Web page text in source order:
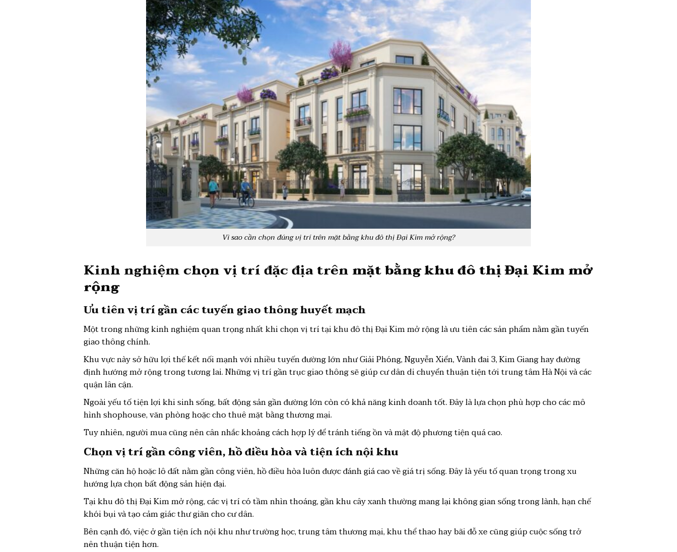
Vì sao cần chọn đúng vị trí trên mặt bằng khu đô thị Đại Kim mở rộng?
Kinh nghiệm chọn vị trí đặc địa trên mặt bằng khu đô thị Đại Kim mở
rộng
Ưu tiên vị trí gần các tuyến giao thông huyết mạch
Một trong những kinh nghiệm quan trọng nhất khi chọn vị trí tại khu đô thị Đại Kim mở rộng là ưu tiên các sản phẩm nằm gần tuyến
giao thông chính.
Khu vực này sở hữu lợi thế kết nối mạnh với nhiều tuyến đường lớn như Giải Phóng, Nguyễn Xiển, Vành đai 3, Kim Giang hay đường
định hướng mở rộng trong tương lai. Những vị trí gần trục giao thông sẽ giúp cư dân di chuyển thuận tiện tới trung tâm Hà Nội và các
quận lân cận.
Ngoài yếu tố tiện lợi khi sinh sống, bất động sản gần đường lớn còn có khả năng kinh doanh tốt. Đây là lựa chọn phù hợp cho các mô
hình shophouse, văn phòng hoặc cho thuê mặt bằng thương mại.
Tuy nhiên, người mua cũng nên cân nhắc khoảng cách hợp lý để tránh tiếng ồn và mật độ phương tiện quá cao.
Chọn vị trí gần công viên, hồ điều hòa và tiện ích nội khu
Những căn hộ hoặc lô đất nằm gần công viên, hồ điều hòa luôn được đánh giá cao về giá trị sống. Đây là yếu tố quan trọng trong xu
hướng lựa chọn bất động sản hiện đại.
Tại khu đô thị Đại Kim mở rộng, các vị trí có tầm nhìn thoáng, gần khu cây xanh thường mang lại không gian sống trong lành, hạn chế
khói bụi và tạo cảm giác thư giãn cho cư dân.
Bên cạnh đó, việc ở gần tiện ích nội khu như trường học, trung tâm thương mại, khu thể thao hay bãi đỗ xe cũng giúp cuộc sống trở
nên thuận tiện hơn.